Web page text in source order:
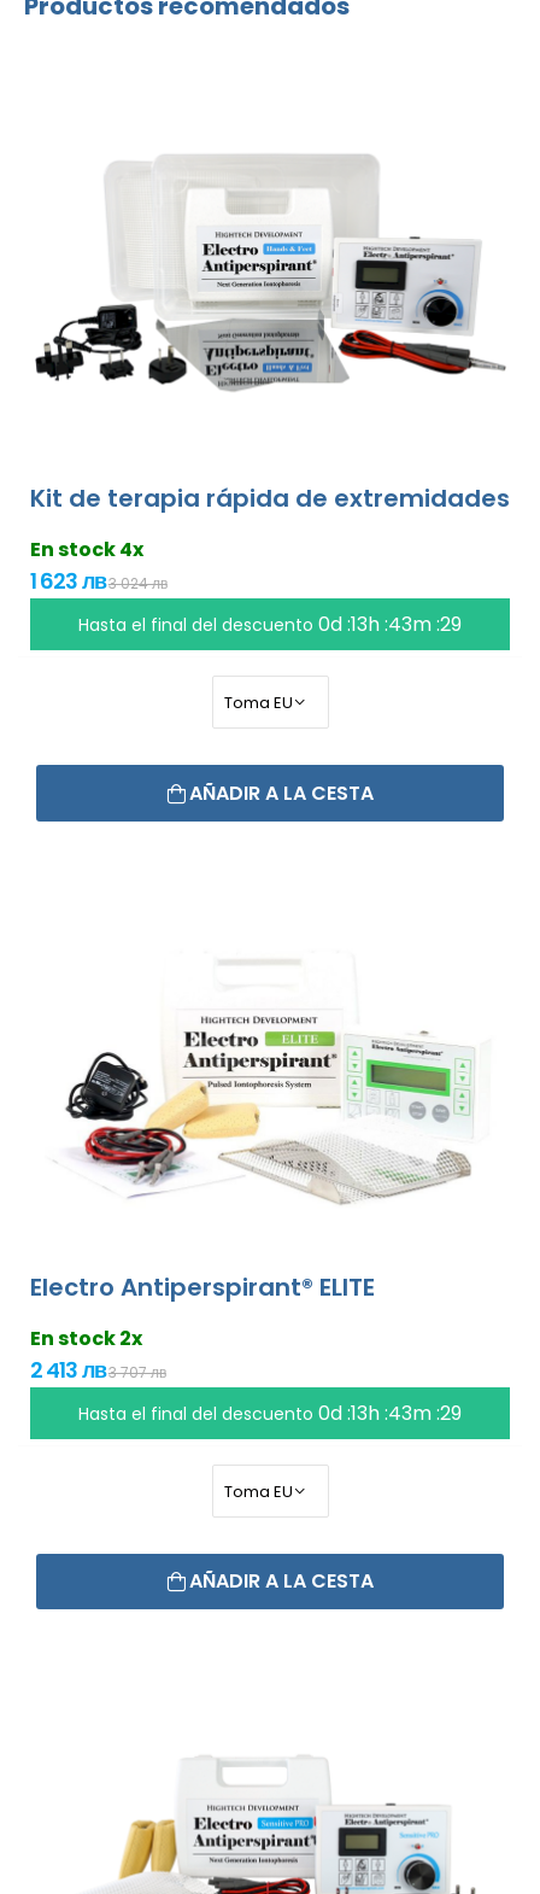
Kit de terapia rápida de extremidades
En stock 4x
1 623 лв3 024 лв
Hasta el final del descuento 0d :13h :43m :28
AÑADIR A LA CESTA
Electro Antiperspirant® ELITE
En stock 2x
2 413 лв3 707 лв
Hasta el final del descuento 0d :13h :43m :28
AÑADIR A LA CESTA